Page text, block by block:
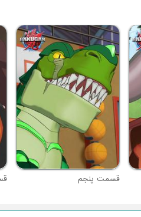
قسمت پنجم